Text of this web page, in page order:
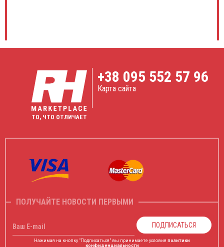
ТО, ЧТО ОТЛИЧАЕТ
+38 095 552 57 96
Карта сайта
ПОЛУЧАЙТЕ НОВОСТИ ПЕРВЫМИ
Ваш E-mail ПОДПИСАТЬСЯ
Нажимая на кнопку "Подписаться" вы принимаете условия политики
конфиденциальности